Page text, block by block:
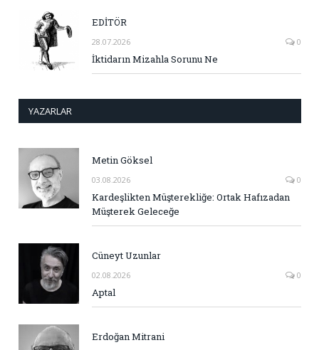
EDİTÖR
28.07.2026 0
İktidarın Mizahla Sorunu Ne
YAZARLAR
Metin Göksel
03.08.2026 0
Kardeşlikten Müşterekliğe: Ortak Hafızadan
Müşterek Geleceğe
Cüneyt Uzunlar
02.08.2026 0
Aptal
Erdoğan Mitrani